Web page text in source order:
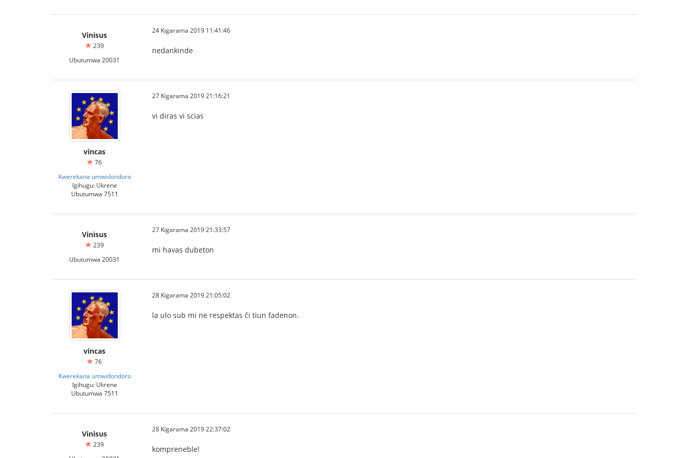
Vinisus
239
Ubutumwa 20031
24 Kigarama 2019 11:41:46
nedankinde
vincas
76
Kwerekana umwidondoro
Igihugu: Ukrene
Ubutumwa 7511
27 Kigarama 2019 21:16:21
vi diras vi scias
Vinisus
239
Ubutumwa 20031
27 Kigarama 2019 21:33:57
mi havas dubeton
vincas
76
Kwerekana umwidondoro
Igihugu: Ukrene
Ubutumwa 7511
28 Kigarama 2019 21:05:02
la ulo sub mi ne respektas či tiun fadenon.
Vinisus
239
28 Kigarama 2019 22:37:02
kompreneble!